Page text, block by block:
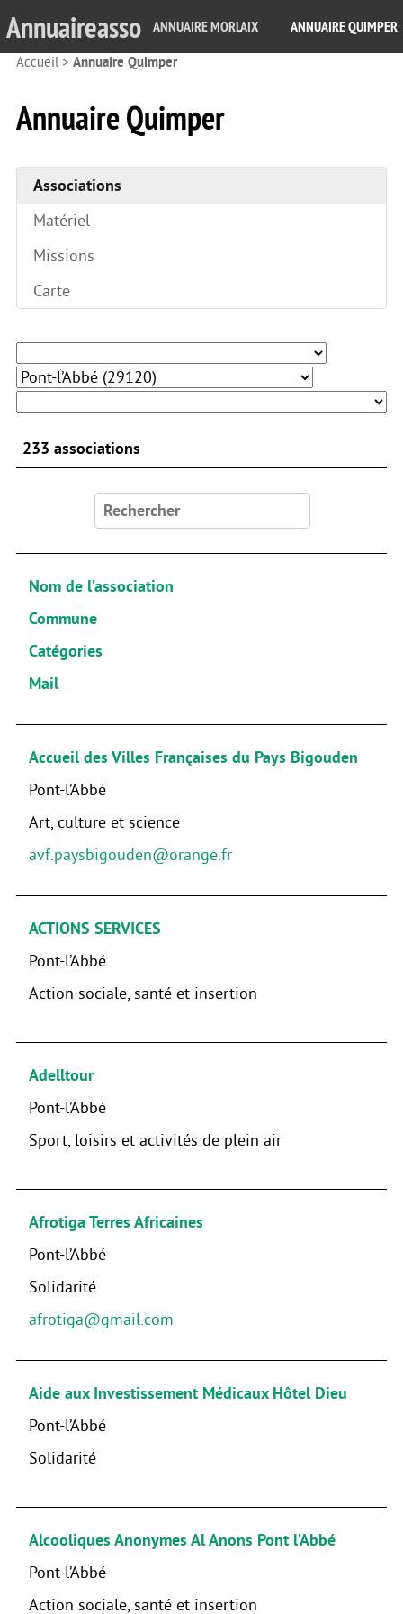
Annuaireasso ANNUAIRE MORLAIX ANNUAIRE QUIMPER
Accueil> Annuaire Quimper
Annuaire Quimper
Associations
Matériel
Missions
Carte
233 associations
Rechercher :
Nom de l’association
Commune
Catégories
Mail
Accueil des Villes Françaises du Pays Bigouden
Pont-l’Abbé
Art, culture et science
avf.paysbigouden@orange.fr
ACTIONS SERVICES
Pont-l’Abbé
Action sociale, santé et insertion
Adelltour
Pont-l’Abbé
Sport, loisirs et activités de plein air
Afrotiga Terres Africaines
Pont-l’Abbé
Solidarité
afrotiga@gmail.com
Aide aux Investissement Médicaux Hôtel Dieu
Pont-l’Abbé
Solidarité
Alcooliques Anonymes Al Anons Pont l’Abbé
Pont-l’Abbé
Action sociale, santé et insertion